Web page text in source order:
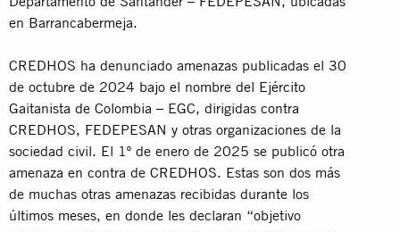
en Barrancabermeja.
CREDHOS ha denunciado amenazas publicadas el 30
de octubre de 2024 bajo el nombre del Ejército
Gaitanista de Colombia – EGC, dirigidas contra
CREDHOS, FEDEPESAN y otras organizaciones de la
sociedad civil. El 1º de enero de 2025 se publicó otra
amenaza en contra de CREDHOS. Estas son dos más
de muchas otras amenazas recibidas durante los
últimos meses, en donde les declaran “objetivo